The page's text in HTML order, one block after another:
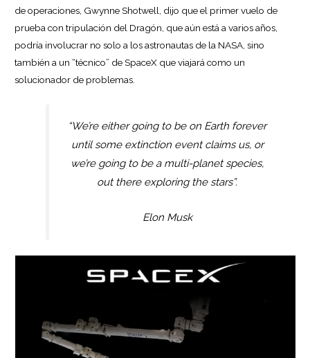
de operaciones, Gwynne Shotwell, dijo que el primer vuelo de
prueba con tripulación del Dragón, que aún está a varios años,
podría involucrar no solo a los astronautas de la NASA, sino
también a un “técnico” de SpaceX que viajará como un
solucionador de problemas.
“We’re either going to be on Earth forever
until some extinction event claims us, or
we’re going to be a multi-planet species,
out there exploring the stars”.
Elon Musk